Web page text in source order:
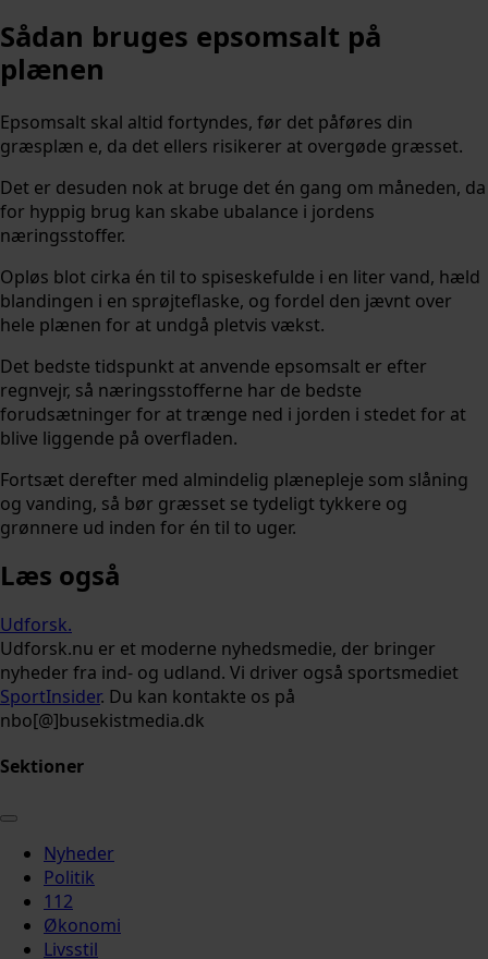
Sådan bruges epsomsalt på
plænen
Epsomsalt skal altid fortyndes, før det påføres din
græsplæn e, da det ellers risikerer at overgøde græsset.
Det er desuden nok at bruge det én gang om måneden, da
for hyppig brug kan skabe ubalance i jordens
næringsstoffer.
Opløs blot cirka én til to spiseskefulde i en liter vand, hæld
blandingen i en sprøjteflaske, og fordel den jævnt over
hele plænen for at undgå pletvis vækst.
Det bedste tidspunkt at anvende epsomsalt er efter
regnvejr, så næringsstofferne har de bedste
forudsætninger for at trænge ned i jorden i stedet for at
blive liggende på overfladen.
Fortsæt derefter med almindelig plænepleje som slåning
og vanding, så bør græsset se tydeligt tykkere og
grønnere ud inden for én til to uger.
Læs også
Udforsk.
Udforsk.nu er et moderne nyhedsmedie, der bringer
nyheder fra ind- og udland. Vi driver også sportsmediet
SportInsider. Du kan kontakte os på
nbo[@]busekistmedia.dk
Sektioner
Nyheder
Politik
112
Økonomi
Livsstil